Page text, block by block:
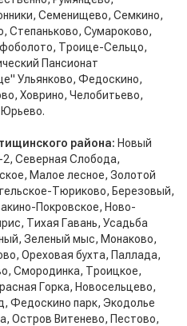
Семенищево, Семкино,
Степаньково, Сумароково,
Троице-Сельцо,
Пансионат
Ульянково, Федоскино,
Ховрино, Челобитьево,
района: Новый
Северная Слобода,
Малое лесное, Золотой
Тюриково, Березовый,
Покровское, Ново-
Тихая Гавань, Усадьба
Зеленый мыс, Монаково,
Ореховая бухта, Паллада,
Смородинка, Троицкое,
Горка, Новосельцево,
Федоскино парк, Экодолье
Остров Витенево, Пестово,